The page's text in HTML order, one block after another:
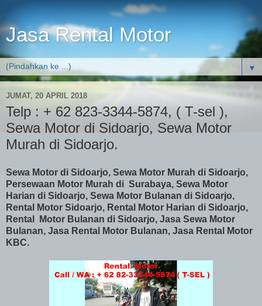
Jasa Rental Motor
▼
JUMAT, 20 APRIL 2018
Telp : + 62 823-3344-5874, ( T-sel ),
Sewa Motor di Sidoarjo, Sewa Motor
Murah di Sidoarjo.
Sewa Motor di Sidoarjo, Sewa Motor Murah di Sidoarjo,
Persewaan Motor Murah di Surabaya, Sewa Motor
Harian di Sidoarjo, Sewa Motor Bulanan di Sidoarjo,
Rental Motor Sidoarjo, Rental Motor Harian di Sidoarjo,
Rental Motor Bulanan di Sidoarjo, Jasa Sewa Motor
Bulanan, Jasa Rental Motor Bulanan, Jasa Rental Motor
KBC.